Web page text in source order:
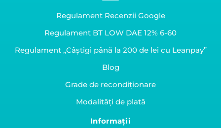
Regulament Recenzii Google
Regulament BT LOW DAE 12% 6-60
Regulament „Câștigi până la 200 de lei cu Leanpay”
Blog
Grade de recondiționare
Modalități de plată
Informații